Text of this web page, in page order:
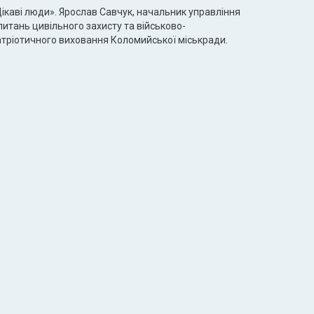
люди». Ярослав Савчук, начальник управління
цивільного захисту та військово-
виховання Коломийської міськради.